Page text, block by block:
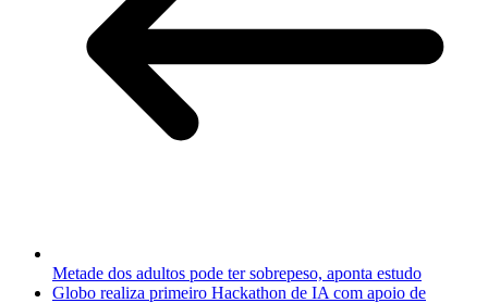
Metade dos adultos pode ter sobrepeso, aponta estudo
Globo realiza primeiro Hackathon de IA com apoio de